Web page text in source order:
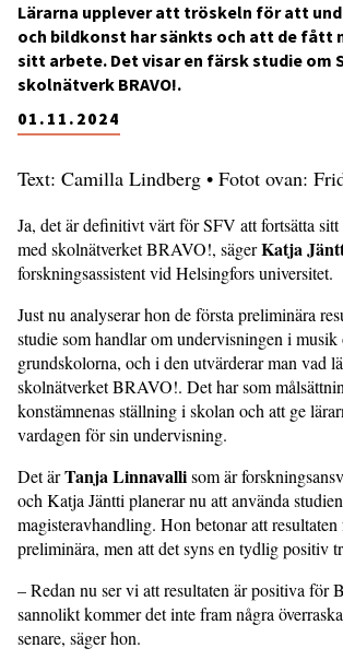
01.11.2024
Lärarna upplever att tröskeln för att
och bildkonst har sänkts och att de fått
sitt arbete. Det visar en färsk studie om
skolnätverk BRAVO!.
Text: Camilla Lindberg • Fotot ovan:
Ja, det är definitivt värt för SFV att fortsätta
med skolnätverket BRAVO!, sägerKatja
forskningsassistent vid Helsingfors universitet.
Just nu analyserar hon de första preliminära
studie som handlar om undervisningen i
grundskolorna, och i den utvärderar man vad
skolnätverket BRAVO!. Det har som
konstämnenas ställning i skolan och att ge
vardagen för sin undervisning.
Det ärTanja Linnavallisom är
och Katja Jäntti planerar nu att använda
magisteravhandling. Hon betonar att
preliminära, men att det syns en tydlig positiv
– Redan nu ser vi att resultaten är positiva för
sannolikt kommer det inte fram några
senare, säger hon.